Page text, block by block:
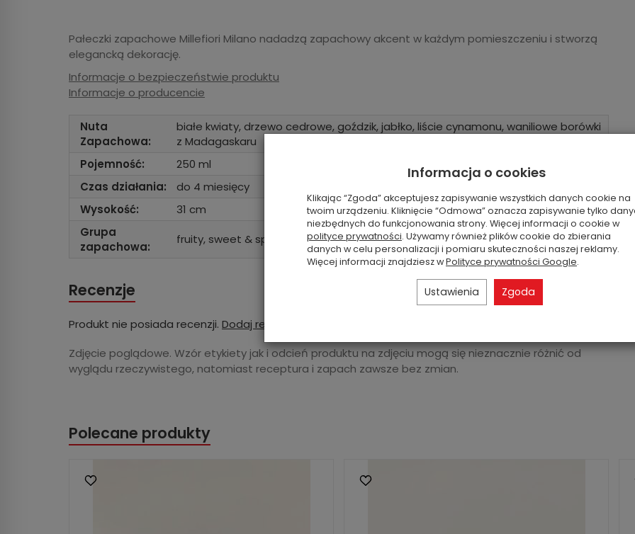
Pałeczki zapachowe Millefiori Milano nadadzą zapachowy akcent w każdym pomieszczeniu i stworzą
elegancką dekorację.
Informacje o bezpieczeństwie produktu
Informacje o producencie
Nuta
Zapachowa:
białe kwiaty, drzewo cedrowe, goździk, jabłko, liście cynamonu, waniliowe borówki
z Madagaskaru
Pojemność:
250 ml
Czas działania:
do 4 miesięcy
Wysokość:
31 cm
Grupa
zapachowa:
fruity, sweet & spicy
Recenzje
Produkt nie posiada recenzji. Dodaj recenzję
Zdjęcie poglądowe. Wzór etykiety jak i odcień produktu na zdjęciu mogą się nieznacznie różnić od
wyglądu rzeczywistego, natomiast receptura i zapach zawsze bez zmian.
Polecane produkty
Informacja o cookies
Klikając “Zgoda” akceptujesz zapisywanie wszystkich danych cookie na
twoim urządzeniu. Kliknięcie “Odmowa” oznacza zapisywanie tylko
niezbędnych do funkcjonowania strony. Więcej informacji o cookie w
polityce prywatności. Używamy również plików cookie do zbierania
danych w celu personalizacji i pomiaru skuteczności naszej reklamy.
Więcej informacji znajdziesz wPolityce prywatności Google.
Ustawienia Zgoda